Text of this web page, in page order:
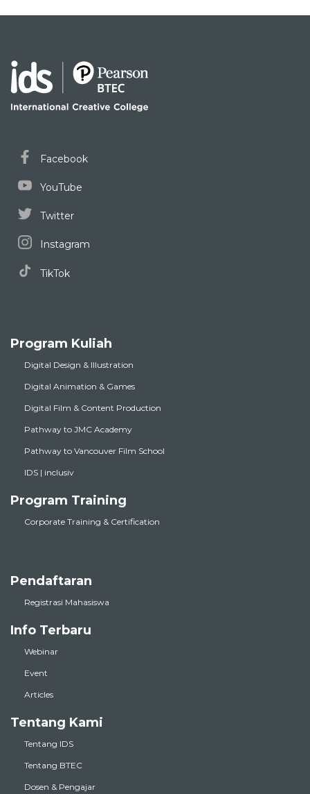
Facebook
YouTube
Twitter
Instagram
TikTok
Program Kuliah
Digital Design & Illustration
Digital Animation & Games
Digital Film & Content Production
Pathway to JMC Academy
Pathway to Vancouver Film School
IDS | inclusiv
Program Training
Corporate Training & Certification
Pendaftaran
Registrasi Mahasiswa
Info Terbaru
Webinar
Event
Articles
Tentang Kami
Tentang IDS
Tentang BTEC
Dosen & Pengajar